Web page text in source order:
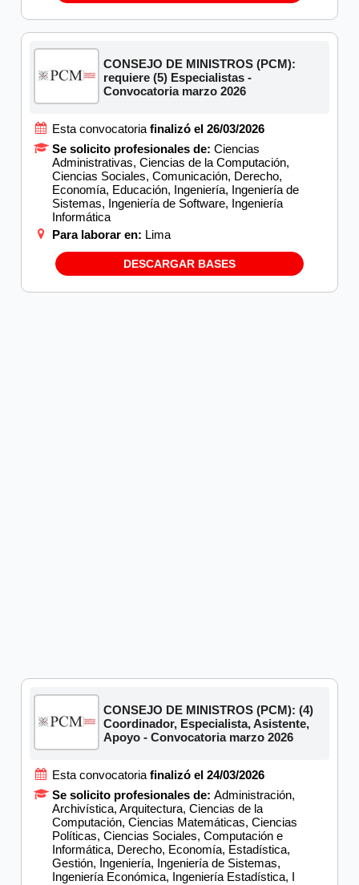
CONSEJO DE MINISTROS (PCM):
requiere (5) Especialistas -
Convocatoria marzo 2026
Esta convocatoria finalizó el 26/03/2026
Se solicito profesionales de: Ciencias
Administrativas, Ciencias de la Computación,
Ciencias Sociales, Comunicación, Derecho,
Economía, Educación, Ingeniería, Ingeniería de
Sistemas, Ingeniería de Software, Ingeniería
Informática
Para laborar en: Lima
DESCARGAR BASES
CONSEJO DE MINISTROS (PCM): (4)
Coordinador, Especialista, Asistente,
Apoyo - Convocatoria marzo 2026
Esta convocatoriafinalizó el 24/03/2026
Se solicito profesionales de: Administración,
Archivística, Arquitectura, Ciencias de la
Computación, Ciencias Matemáticas, Ciencias
Políticas, Ciencias Sociales, Computación e
Informática, Derecho, Economía, Estadística,
Gestión, Ingeniería, Ingeniería de Sistemas,
Ingeniería Económica, Ingeniería Estadística, I